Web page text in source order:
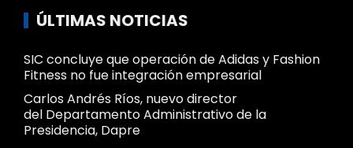
ÚLTIMAS NOTICIAS
SIC concluye que operación de Adidas y Fashion
Fitness no fue integración empresarial
Carlos Andrés Ríos, nuevo director
del Departamento Administrativo de la
Presidencia, Dapre